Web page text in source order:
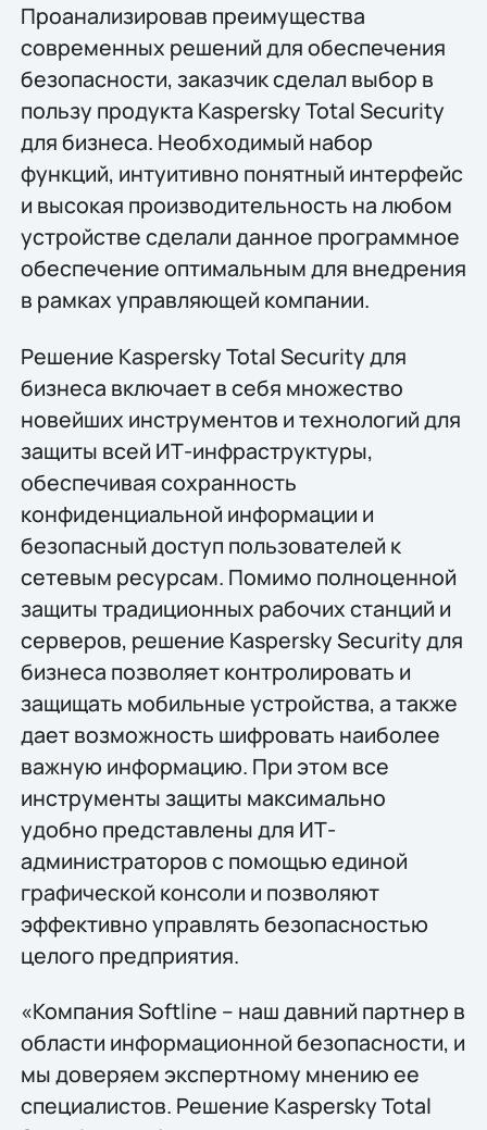
Проанализировав преимущества
современных решений для обеспечения
безопасности, заказчик сделал выбор в
пользу продукта Kaspersky Total Security
для бизнеса. Необходимый набор
функций, интуитивно понятный интерфейс
и высокая производительность на любом
устройстве сделали данное программное
обеспечение оптимальным для внедрения
в рамках управляющей компании.
Решение Kaspersky Total Security для
бизнеса включает в себя множество
новейших инструментов и технологий для
защиты всей ИТ-инфраструктуры,
обеспечивая сохранность
конфиденциальной информации и
безопасный доступ пользователей к
сетевым ресурсам. Помимо полноценной
защиты традиционных рабочих станций и
серверов, решение Kaspersky Security для
бизнеса позволяет контролировать и
защищать мобильные устройства, а также
дает возможность шифровать наиболее
важную информацию. При этом все
инструменты защиты максимально
удобно представлены для ИТ-
администраторов с помощью единой
графической консоли и позволяют
эффективно управлять безопасностью
целого предприятия.
«Компания Softline – наш давний партнер в
области информационной безопасности, и
мы доверяем экспертному мнению ее
специалистов. Решение Kaspersky Total